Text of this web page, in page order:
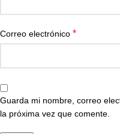
Correo electrónico *
Guarda mi nombre, correo
la próxima vez que comente.